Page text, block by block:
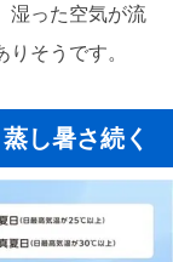
湿った空気が流
そうです。
し暑さ続く